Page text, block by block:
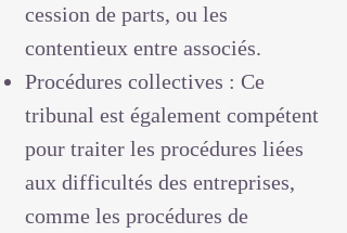
cession de parts, ou les
contentieux entre associés.
Procédures collectives : Ce
tribunal est également compétent
pour traiter les procédures liées
aux difficultés des entreprises,
comme les procédures de